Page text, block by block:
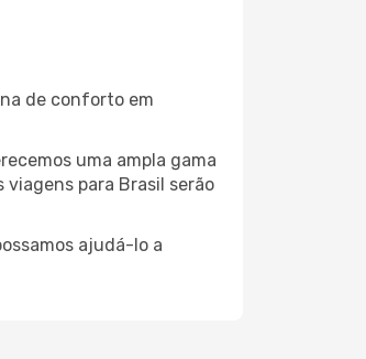
de conforto em
uma ampla gama
viagens para Brasil serão
ajudá-lo a